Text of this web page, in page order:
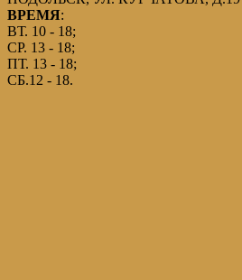
ВРЕМЯ:
ВТ. 10 - 18;
СР. 13 - 18;
ПТ. 13 - 18;
СБ.12 - 18.